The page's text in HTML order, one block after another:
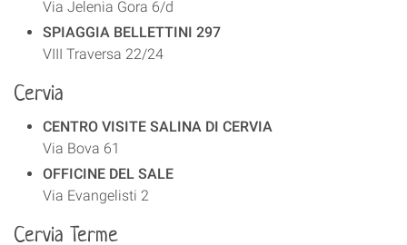
Via Jelenia Gora 6/d
SPIAGGIA BELLETTINI 297
VIII Traversa 22/24
Cervia
CENTRO VISITE SALINA DI CERVIA
Via Bova 61
OFFICINE DEL SALE
Via Evangelisti 2
Cervia Terme